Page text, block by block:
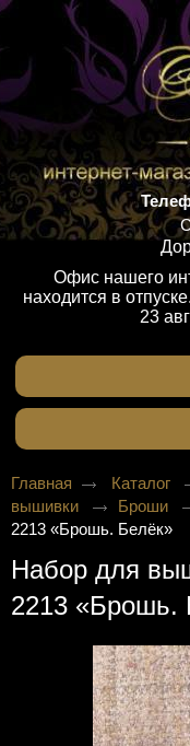
Офис нашего
находится в
23
Главная Каталог
вышивки
Броши
2213 «Брошь. Белёк»
Набор для
2213 «Брошь.